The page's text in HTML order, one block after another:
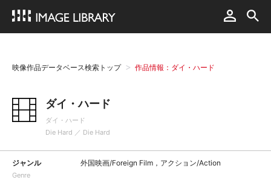
映像作品データベース検索トップ 作品情報：ダイ・ハード
ダイ・ハード
ダイ・ハード
Die Hard ／ Die Hard
ジャンル
Genre
外国映画/Foreign Film，アクション/Action